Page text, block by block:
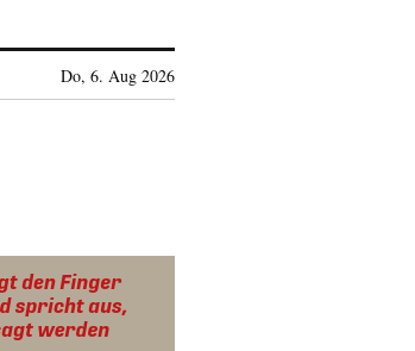
Do, 6. Aug 2026